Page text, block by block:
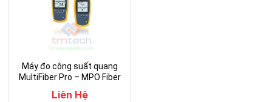
Máy đo công suất quang
MultiFiber Pro – MPO Fiber
Liên Hệ